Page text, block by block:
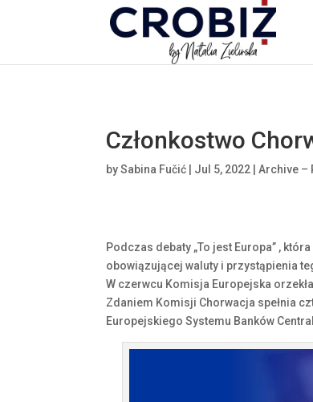
Członkostwo
bySabina Fučić Jul 5, 2022 Archive –
Podczas debaty „To jest Europa” ,
obowiązującej waluty i przystąpienia
W czerwcu Komisja Europejska
Zdaniem Komisji Chorwacja spełnia
Europejskiego Systemu Banków